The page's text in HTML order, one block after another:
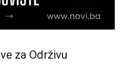
za Održivu